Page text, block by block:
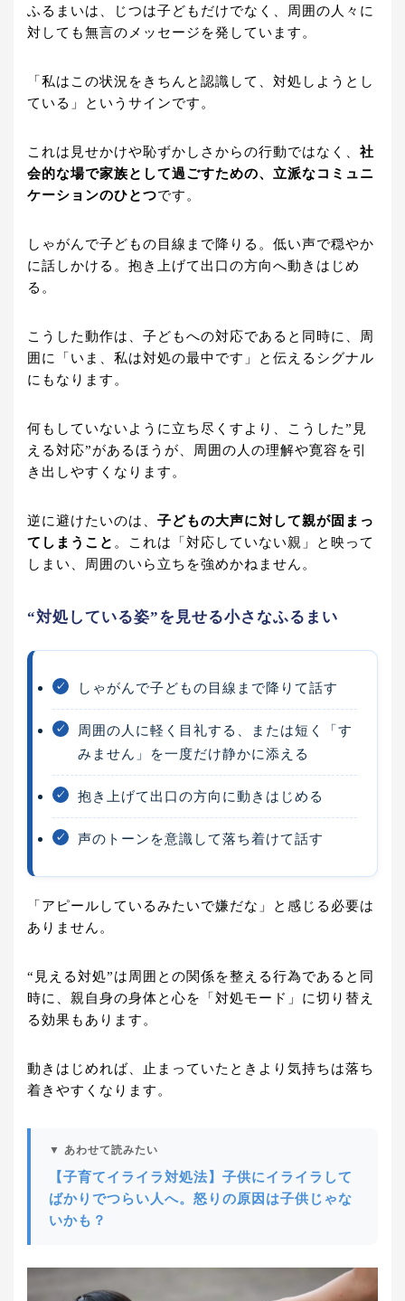
ふるまいは、じつは子どもだけでなく、周囲の人々に
対しても無言のメッセージを発しています。
「私はこの状況をきちんと認識して、対処しようとし
ている」というサインです。
これは見せかけや恥ずかしさからの行動ではなく、 社
会的な場で家族として過ごすための、立派なコミュニ
ケーションのひとつです。
しゃがんで子どもの目線まで降りる。低い声で穏やか
に話しかける。抱き上げて出口の方向へ動きはじめ
る。
こうした動作は、子どもへの対応であると同時に、周
囲に「いま、私は対処の最中です」と伝えるシグナル
にもなります。
何もしていないように立ち尽くすより、こうした”見
える対応”があるほうが、周囲の人の理解や寛容を引
き出しやすくなります。
逆に避けたいのは、 子どもの大声に対して親が固まっ
てしまうこと 。これは「対応していない親」と映って
しまい、周囲のいら立ちを強めかねません。
“対処している姿”を見せる小さなふるまい
✓ しゃがんで子どもの目線まで降りて話す
✓
周囲の人に軽く目礼する、または短く「す
みません」を一度だけ静かに添える
✓ 抱き上げて出口の方向に動きはじめる
✓ 声のトーンを意識して落ち着けて話す
「アピールしているみたいで嫌だな」と感じる必要は
ありません。
“見える対処”は周囲との関係を整える行為であると同
時に、親自身の身体と心を「対処モード」に切り替え
る効果もあります。
動きはじめれば、止まっていたときより気持ちは落ち
着きやすくなります。
▼ あわせて読みたい
【子育てイライラ対処法】子供にイライラして
ばかりでつらい人へ。怒りの原因は子供じゃな
いかも？